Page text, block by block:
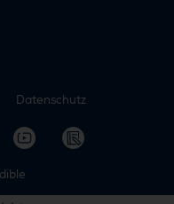
Datenschutz